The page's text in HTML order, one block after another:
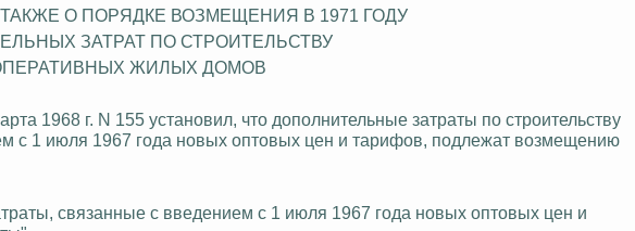
О ПОРЯДКЕ ВОЗМЕЩЕНИЯ В 1971 ГОДУ
ЗАТРАТ ПО СТРОИТЕЛЬСТВУ
ЖИЛЫХ ДОМОВ
1968 г. N 155 установил, что дополнительные затраты по строительству
с 1 июля 1967 года новых оптовых цен и тарифов, подлежат возмещению
связанные с введением с 1 июля 1967 года новых оптовых цен и